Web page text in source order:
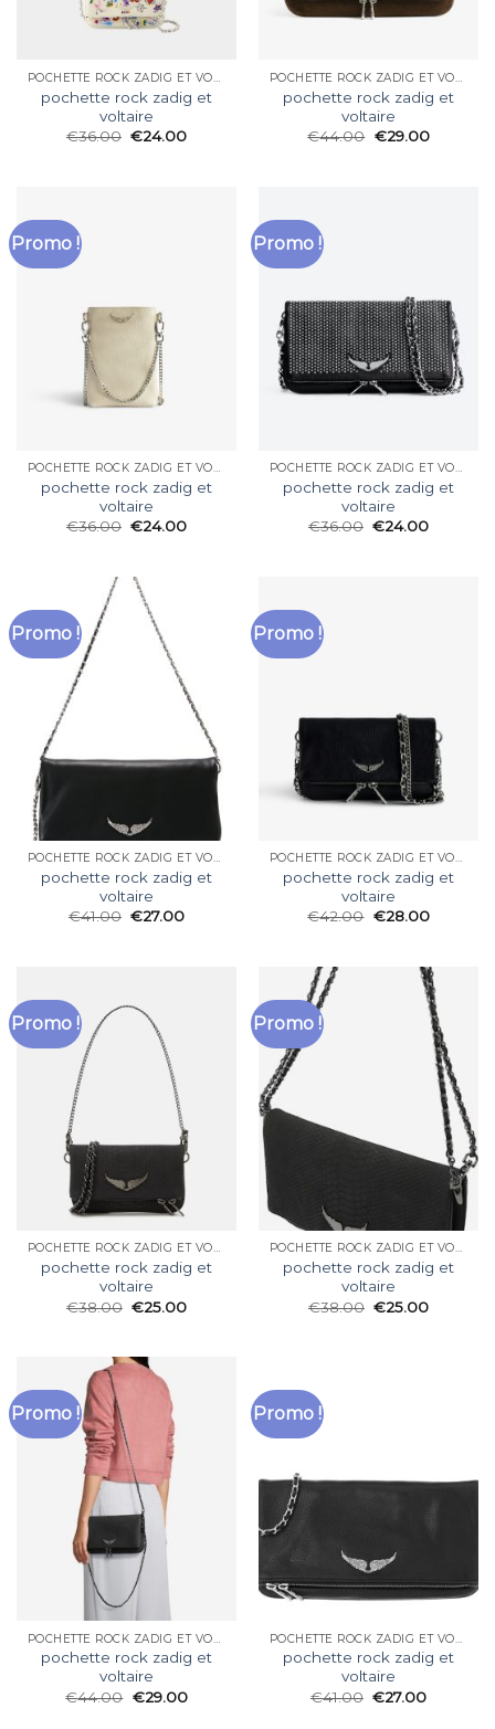
POCHETTE ROCK ZADIG ET VOLTAIRE
pochette rock zadig et
voltaire
€36.00 €24.00
POCHETTE ROCK ZADIG ET VOLTAIRE
pochette rock zadig et
voltaire
€44.00 €29.00
Promo !
POCHETTE ROCK ZADIG ET VOLTAIRE
pochette rock zadig et
voltaire
€36.00 €24.00
Promo !
POCHETTE ROCK ZADIG ET VOLTAIRE
pochette rock zadig et
voltaire
€36.00 €24.00
Promo !
POCHETTE ROCK ZADIG ET VOLTAIRE
pochette rock zadig et
voltaire
€41.00 €27.00
Promo !
POCHETTE ROCK ZADIG ET VOLTAIRE
pochette rock zadig et
voltaire
€42.00 €28.00
Promo !
POCHETTE ROCK ZADIG ET VOLTAIRE
pochette rock zadig et
voltaire
€38.00 €25.00
Promo !
POCHETTE ROCK ZADIG ET VOLTAIRE
pochette rock zadig et
voltaire
€38.00 €25.00
Promo !
POCHETTE ROCK ZADIG ET VOLTAIRE
pochette rock zadig et
voltaire
€44.00 €29.00
Promo !
POCHETTE ROCK ZADIG ET VOLTAIRE
pochette rock zadig et
voltaire
€41.00 €27.00